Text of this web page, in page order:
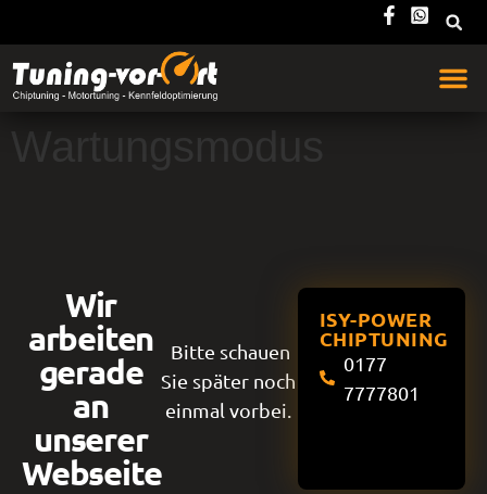
Wartungsmodus
Wir
arbeiten
gerade
an
unserer
Webseite
Bitte schauen
Sie später noch
einmal vorbei.
ISY-POWER
CHIPTUNING
0177
7777801